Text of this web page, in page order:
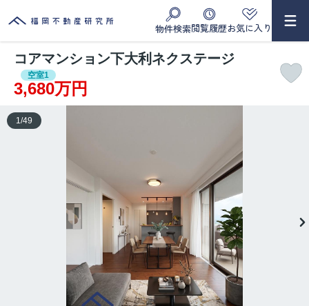
物件検索閲覧履歴お気に入り
コアマンション下大利ネクステージ
空室1
3,680万円
1 /49